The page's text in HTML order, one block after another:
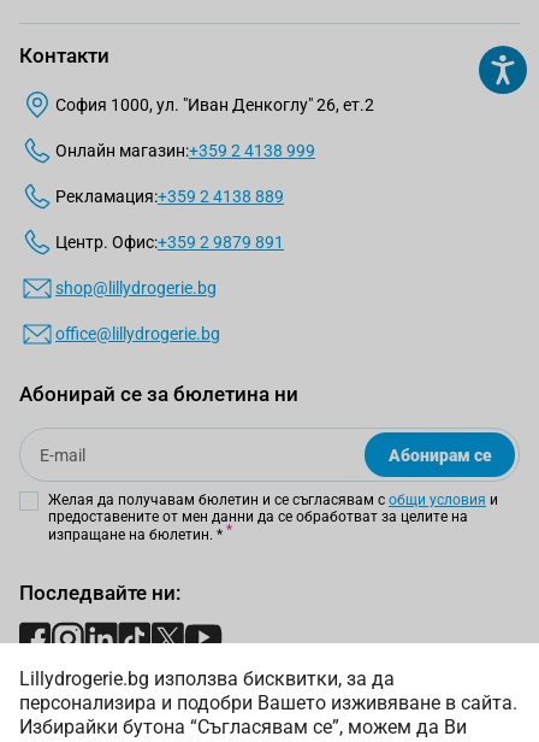
Lillydrogerie.bg използва бисквитки, за да
персонализира и подобри Вашето изживяване в сайта.
Избирайки бутона “Съгласявам се”, можем да Ви
Контакти
София 1000, ул. "Иван Денкоглу" 26, ет.2
Онлайн магазин:+359 2 4138 999
Рекламация:+359 2 4138 889
Центр. Офис:+359 2 9879 891
shop@lillydrogerie.bg
office@lillydrogerie.bg
Абонирай се за бюлетина ни
Email
Абонирам се
Желая да получавам бюлетин и се съгласявам с общи условия и
предоставените от мен данни да се обработват за целите на
изпращане на бюлетин. *
Последвайте ни:
Начини на плащане: